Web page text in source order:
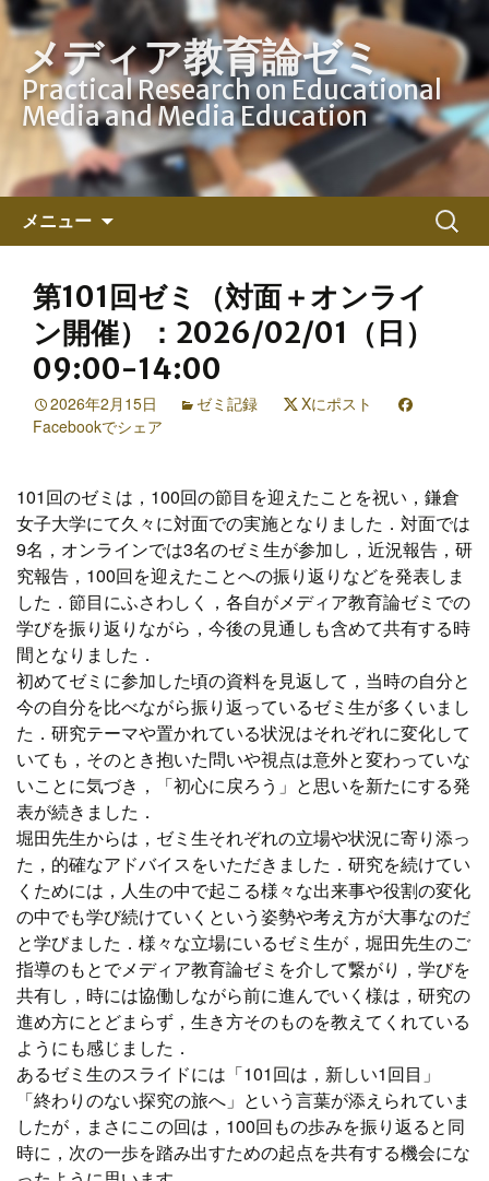
メディア教育論ゼミ
Practical Research on Educational
Media and Media Education
メニュー
ン
ツ
へ
ス
キ
ッ
検
索:
第101回ゼミ（対面＋オンライ
ン開催）：2026/02/01（日）
09:00-14:00
2026年2月15日 ゼミ記録
Xにポスト
Facebookでシェア
101回のゼミは，100回の節目を迎えたことを祝い，鎌倉
女子大学にて久々に対面での実施となりました．対面では
9名，オンラインでは3名のゼミ生が参加し，近況報告，研
究報告，100回を迎えたことへの振り返りなどを発表しま
した．節目にふさわしく，各自がメディア教育論ゼミでの
学びを振り返りながら，今後の見通しも含めて共有する時
間となりました．
初めてゼミに参加した頃の資料を見返して，当時の自分と
今の自分を比べながら振り返っているゼミ生が多くいまし
た．研究テーマや置かれている状況はそれぞれに変化して
いても，そのとき抱いた問いや視点は意外と変わっていな
いことに気づき，「初心に戻ろう」と思いを新たにする発
表が続きました．
堀田先生からは，ゼミ生それぞれの立場や状況に寄り添っ
た，的確なアドバイスをいただきました．研究を続けてい
くためには，人生の中で起こる様々な出来事や役割の変化
の中でも学び続けていくという姿勢や考え方が大事なのだ
と学びました．様々な立場にいるゼミ生が，堀田先生のご
指導のもとでメディア教育論ゼミを介して繋がり，学びを
共有し，時には協働しながら前に進んでいく様は，研究の
進め方にとどまらず，生き方そのものを教えてくれている
ようにも感じました．
あるゼミ生のスライドには「101回は，新しい1回目」
「終わりのない探究の旅へ」という言葉が添えられていま
したが，まさにこの回は，100回もの歩みを振り返ると同
時に，次の一歩を踏み出すための起点を共有する機会にな